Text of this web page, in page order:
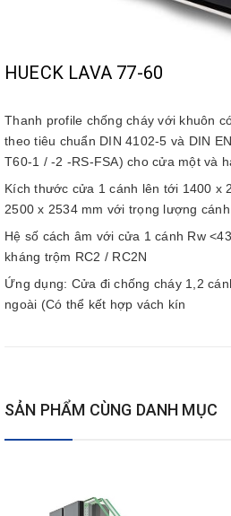
HUECK LAVA 77-60
Thanh profile chống cháy với khuôn
theo tiêu chuẩn DIN 4102-5 và DIN
T60-1 / -2 -RS-FSA) cho cửa một và
Kích thước cửa 1 cánh lên tới 1400 x
2500 x 2534 mm với trọng lượng cánh
Hệ số cách âm với cửa 1 cánh Rw
kháng trộm RC2 / RC2N
Ứng dụng: Cửa đi chống cháy 1,2
ngoài (Có thể kết hợp vách kín
SẢN PHẨM CÙNG DANH MỤC